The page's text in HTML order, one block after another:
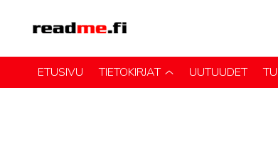
ETUSIVU TIETOKIRJAT UUTUUDET